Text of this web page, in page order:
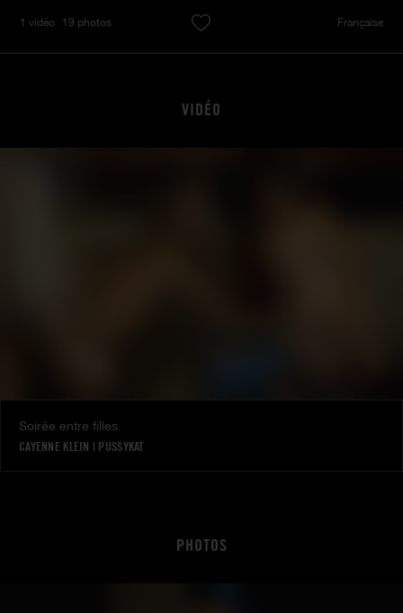
1 vidéo 19 photos Française
VIDÉO
Soirée entre filles
CAYENNE KLEIN | PUSSYKAT
PHOTOS